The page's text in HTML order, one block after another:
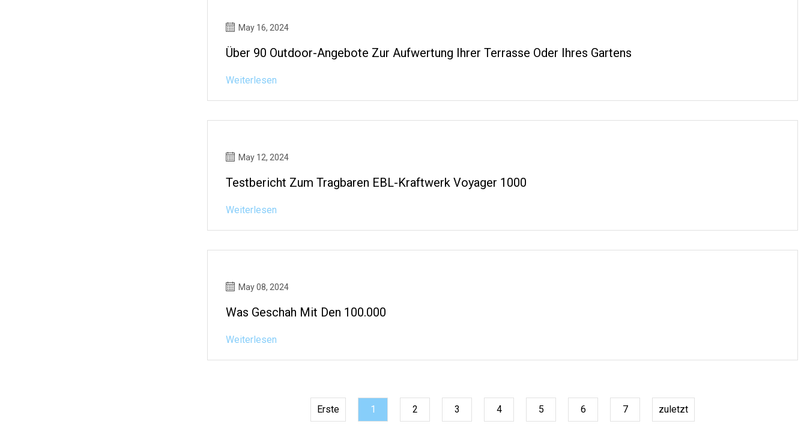
May 16, 2024
Über 90 Outdoor-Angebote Zur Aufwertung Ihrer Terrasse Oder Ihres Gartens
Weiterlesen
May 12, 2024
Testbericht Zum Tragbaren EBL-Kraftwerk Voyager 1000
Weiterlesen
May 08, 2024
Was Geschah Mit Den 100.000
Weiterlesen
Erste 1 2 3 4 5 6 7 zuletzt